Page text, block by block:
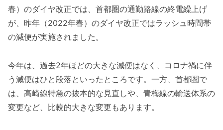
春）のダイヤ改正では、首都圏の通勤路線の終電繰上げ
が、昨年（2022年春）のダイヤ改正ではラッシュ時間帯
の減便が実施されました。
今年は、過去2年ほどの大きな減便はなく、コロナ禍に伴
う減便はひと段落といったところです。一方、首都圏で
は、高崎線特急の抜本的な見直しや、青梅線の輸送体系の
変更など、比較的大きな変更もあります。